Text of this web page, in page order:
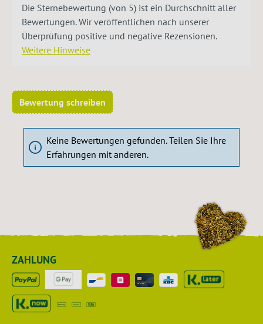
Die Sternebewertung (von 5) ist ein Durchschnitt aller
Bewertungen. Wir veröffentlichen nach unserer
Überprüfung positive und negative Rezensionen.
Weitere Hinweise
Bewertung schreiben
Keine Bewertungen gefunden. Teilen Sie Ihre
Erfahrungen mit anderen.
ZAHLUNG